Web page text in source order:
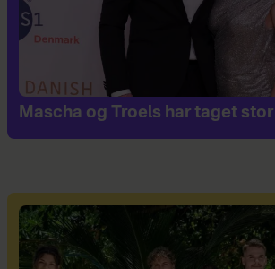
Mascha og Troels har taget